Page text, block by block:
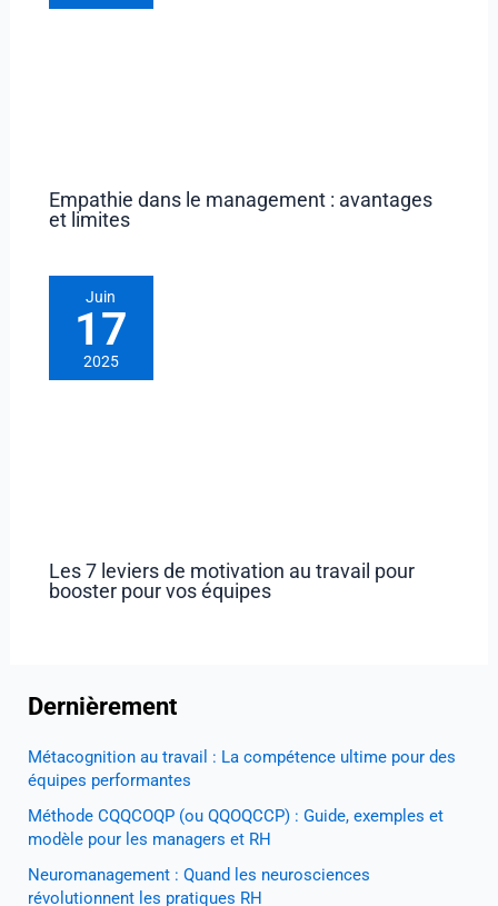
Empathie dans le management : avantages
et limites
Juin
17
2025
Les 7 leviers de motivation au travail pour
booster pour vos équipes
Dernièrement
Métacognition au travail : La compétence ultime pour des
équipes performantes
Méthode CQQCOQP (ou QQOQCCP) : Guide, exemples et
modèle pour les managers et RH
Neuromanagement : Quand les neurosciences
révolutionnent les pratiques RH